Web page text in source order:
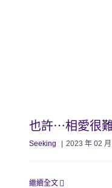
也許⋯相愛很
Seeking 2023 年 02 月
繼續全文